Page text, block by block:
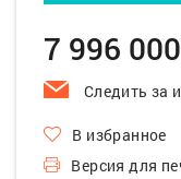
7 996 000
Следить за
В избранное
Версия для